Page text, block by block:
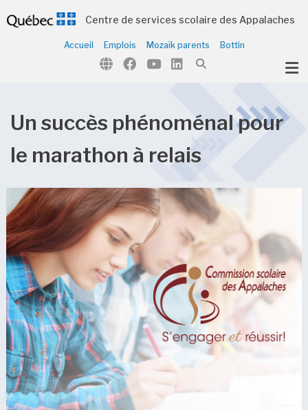
(Notre organisation )
(Parents et élèves )
Centre de services scolaire des Appalaches
Accueil Emplois Mozaïk parents Bottin
Un succès phénoménal pour
le marathon à relais